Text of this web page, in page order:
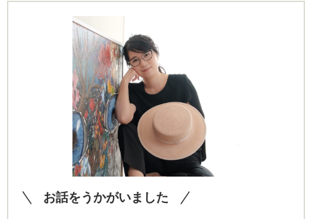
お話をうかがいました